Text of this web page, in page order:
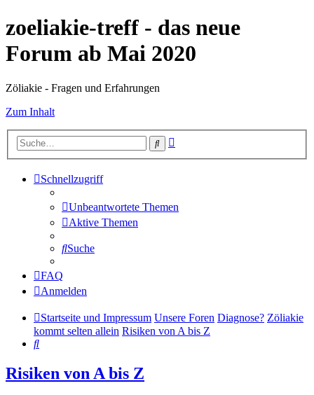
zoeliakie-treff - das neue
Forum ab Mai 2020
Zöliakie - Fragen und Erfahrungen
Zum Inhalt
Suche
Schnellzugriff
Unbeantwortete Themen
Aktive Themen
Suche
FAQ
Anmelden
Startseite und Impressum Unsere Foren Diagnose? Zöliakie
kommt selten allein Risiken von A bis Z
Suche
Risiken von A bis Z